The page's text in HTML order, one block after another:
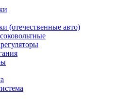
(отечественные авто)